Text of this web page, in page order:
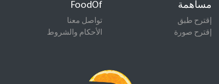
مساهمة
إقترح طبق
إقترح صورة
FoodOf
تواصل معنا
الأحكام والشروط